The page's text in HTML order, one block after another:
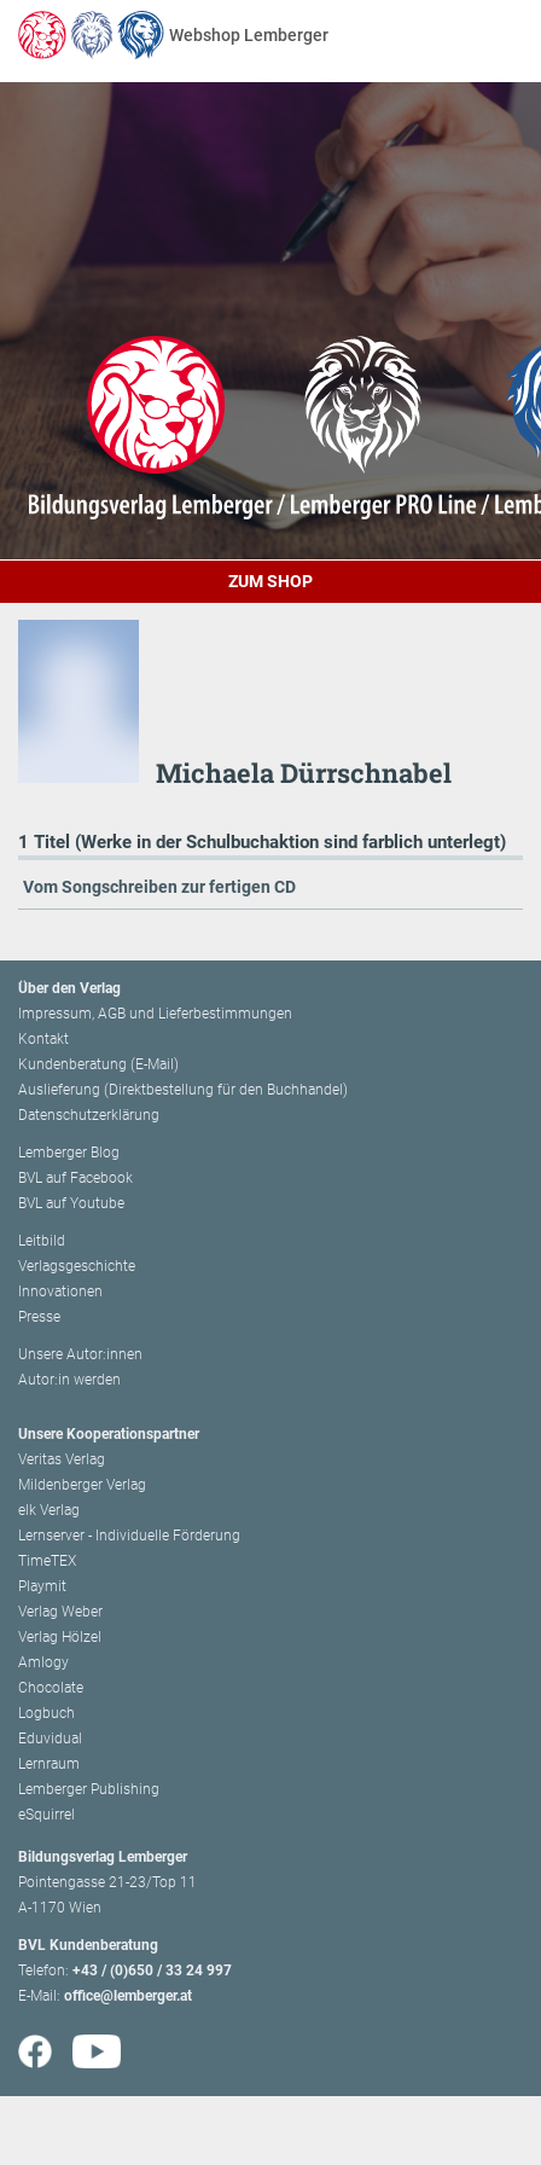
Webshop Lemberger
ZUM SHOP
Michaela Dürrschnabel
1 Titel (Werke in der Schulbuchaktion sind farblich unterlegt)
Vom Songschreiben zur fertigen CD
Über den Verlag
Impressum, AGB und Lieferbestimmungen
Kontakt
Kundenberatung (E-Mail)
Auslieferung (Direktbestellung für den Buchhandel)
Datenschutzerklärung
Lemberger Blog
BVL auf Facebook
BVL auf Youtube
Leitbild
Verlagsgeschichte
Innovationen
Presse
Unsere Autor:innen
Autor:in werden
Unsere Kooperationspartner
Veritas Verlag
Mildenberger Verlag
elk Verlag
Lernserver - Individuelle Förderung
TimeTEX
Playmit
Verlag Weber
Verlag Hölzel
Amlogy
Chocolate
Logbuch
Eduvidual
Lernraum
Lemberger Publishing
eSquirrel
Bildungsverlag Lemberger
Pointengasse 21-23/Top 11
A-1170 Wien
BVL Kundenberatung
Telefon: +43 / (0)650 / 33 24 997
E-Mail: office@lemberger.at